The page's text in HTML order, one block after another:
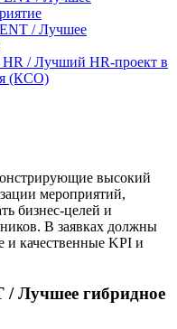
/ Лучшее
/ Лучший HR-проект в
(КСО)
высокий
мероприятий,
бизнес-целей и
В заявках должны
и качественные KPI и
Лучшее гибридное